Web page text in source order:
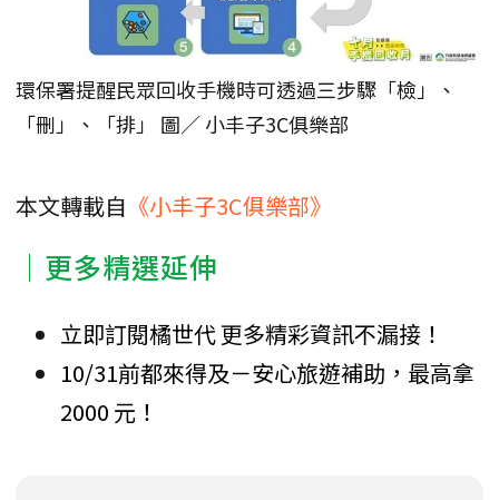
環保署提醒民眾回收手機時可透過三步驟「檢」、
「刪」、「排」 圖／ 小丰子3C俱樂部
本文轉載自 《小丰子3C俱樂部》
｜更多精選延伸
立即訂閱橘世代 更多精彩資訊不漏接！
10/31前都來得及－安心旅遊補助，最高拿
2000 元！